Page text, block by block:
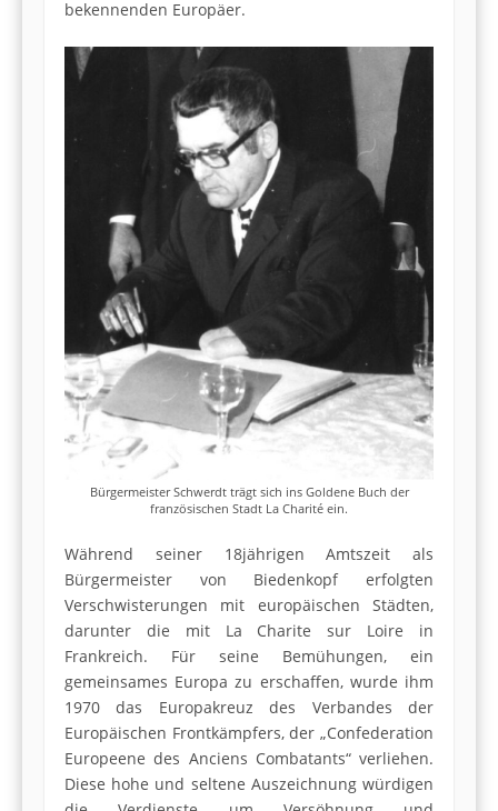
bekennenden Europäer.
Bürgermeister Schwerdt trägt sich ins Goldene Buch der
französischen Stadt La Charité ein.
Während seiner 18jährigen Amtszeit als
Bürgermeister von Biedenkopf erfolgten
Verschwisterungen mit europäischen Städten,
darunter die mit La Charite sur Loire in
Frankreich. Für seine Bemühungen, ein
gemeinsames Europa zu erschaffen, wurde ihm
1970 das Europakreuz des Verbandes der
Europäischen Frontkämpfers, der „Confederation
Europeene des Anciens Combatants“ verliehen.
Diese hohe und seltene Auszeichnung würdigen